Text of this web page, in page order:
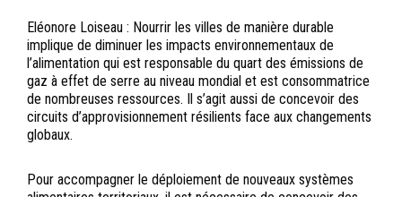
Eléonore Loiseau : Nourrir les villes de manière durable
implique de diminuer les impacts environnementaux de
l’alimentation qui est responsable du quart des émissions de
gaz à effet de serre au niveau mondial et est consommatrice
de nombreuses ressources. Il s’agit aussi de concevoir des
circuits d’approvisionnement résilients face aux changements
globaux.
Pour accompagner le déploiement de nouveaux systèmes